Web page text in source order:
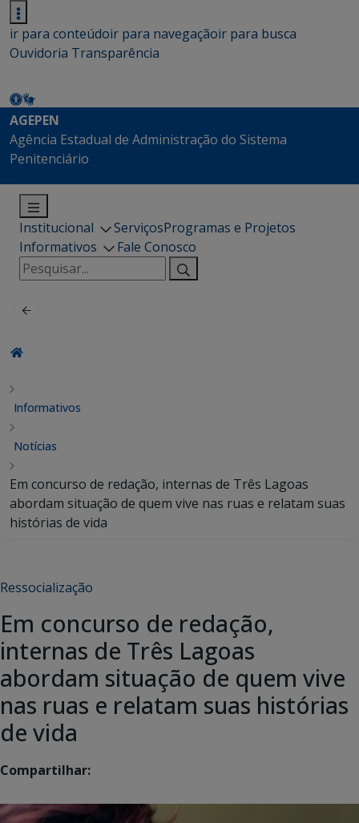
ir para conteúdoir para navegaçãoir para busca
Ouvidoria Transparência
AGEPEN
Agência Estadual de Administração do Sistema
Penitenciário
Institucional ServiçosProgramas e Projetos
Informativos
Fale Conosco
Pesquisar
por:
Informativos
Notícias
Em concurso de redação, internas de Três Lagoas
abordam situação de quem vive nas ruas e relatam suas
histórias de vida
Ressocialização
Em concurso de redação,
internas de Três Lagoas
abordam situação de quem vive
nas ruas e relatam suas histórias
de vida
Compartilhar: